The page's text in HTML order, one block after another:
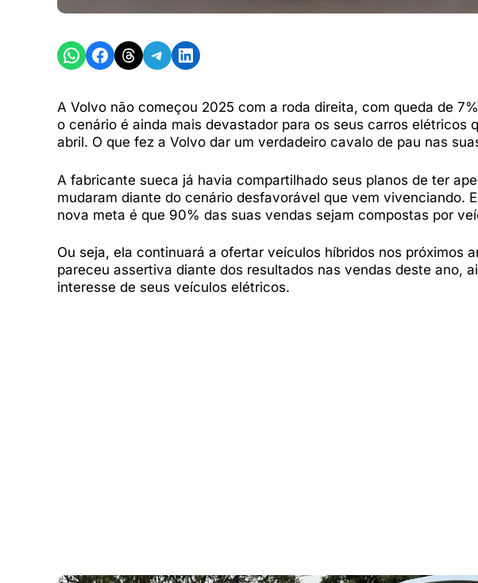
Share on WhatsApp
Share on Facebook
Share on Threads
Share on Telegram
Share on LinkedIn
A Volvo não começou 2025 com a roda direita, com queda de
o cenário é ainda mais devastador para os seus carros elétricos
abril. O que fez a Volvo dar um verdadeiro cavalo de pau nas
A fabricante sueca já havia compartilhado seus planos de ter
mudaram diante do cenário desfavorável que vem vivenciando.
nova meta é que 90% das suas vendas sejam compostas por
Ou seja, ela continuará a ofertar veículos híbridos nos próximos
pareceu assertiva diante dos resultados nas vendas deste ano,
interesse de seus veículos elétricos.